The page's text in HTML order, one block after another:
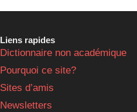
Liens rapides
Dictionnaire non académique
Pourquoi ce site?
Sites d’amis
Newsletters